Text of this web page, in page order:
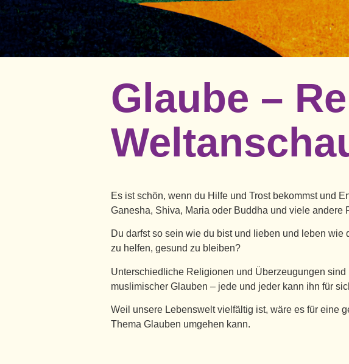
Glaube –
Es ist schön, wenn du Hilfe und Trost bekommst und
Ganesha, Shiva, Maria oder Buddha und viele
Du darfst so sein wie du bist und lieben und leben
zu helfen, gesund zu bleiben?
Unterschiedliche Religionen und Überzeugungen
muslimischer Glauben – jede und jeder kann ihn für
Weil unsere Lebenswelt vielfältig ist, wäre es für eine
Thema Glauben umgehen kann.